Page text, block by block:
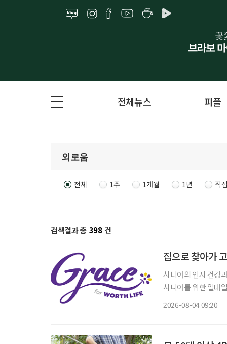
전체뉴스 피플
전체 1주 1개월 1년 직
검색결과 총 398 건
시니어의 인지 건강과 일
시니어를 위한 일대일
2026-08-04 09:20